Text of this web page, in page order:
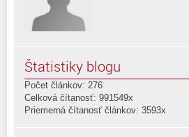
Štatistiky blogu
Počet článkov: 276
Celková čítanosť: 991549x
Priemerná čítanosť článkov: 3593x